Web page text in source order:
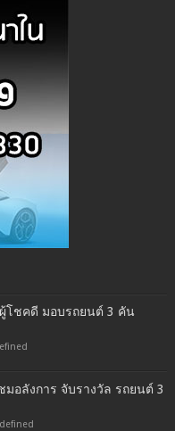
โชคดี มอบรถยนต์ 3 คัน
มอลังการ จับรางวัล รถยนต์ 3